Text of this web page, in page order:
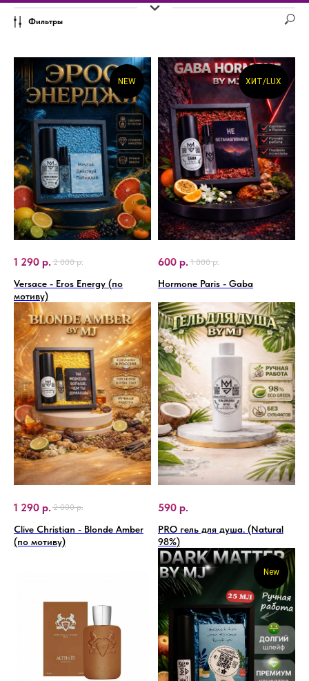
Фильтры
NEW
1 290 р. 2 000 р.
Versace - Eros Energy (по
мотиву)
ХИТ/LUX
600 р. 1 000 р.
Hormone Paris - Gaba
1 290 р. 2 000 р.
Clive Christian - Blonde Amber
(по мотиву)
590 р.
PRO гель для душа. (Natural
98%)
New